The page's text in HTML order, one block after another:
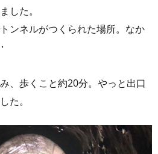
した。
ンネルがつくられた場所。なか
、歩くこと約20分。やっと出口
た。